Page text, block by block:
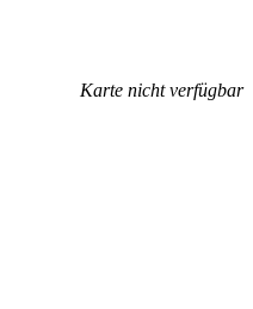
Karte nicht verfügbar